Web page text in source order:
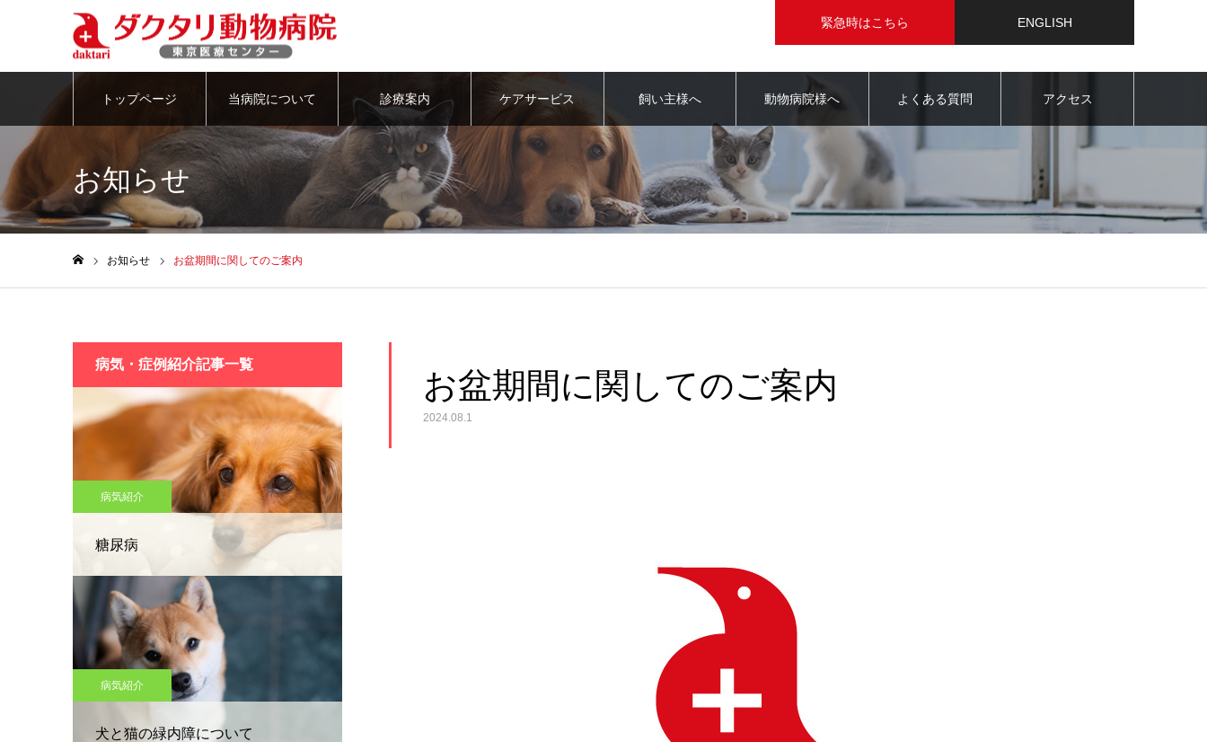
緊急時はこちら ENGLISH
トップページ 当病院について 診療案内 ケアサービス 飼い主様へ 動物病院様へ よくある質問 アクセス
お知らせ
お知らせ お盆期間に関してのご案内
お盆期間に関してのご案内
2024.08.1
病気・症例紹介記事一覧
病気紹介
糖尿病
病気紹介
犬と猫の緑内障について